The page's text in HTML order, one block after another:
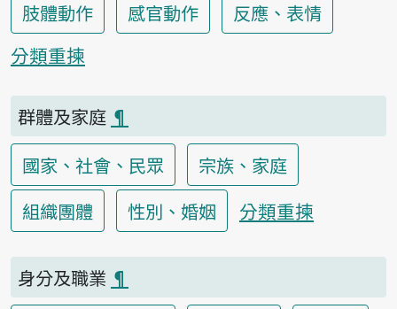
肢體動作 感官動作
反應、表情
分類重揀
群體及家庭 ¶
國家、社會、民眾
宗族、家庭
組織團體
性別、婚姻 分類重揀
身分及職業 ¶